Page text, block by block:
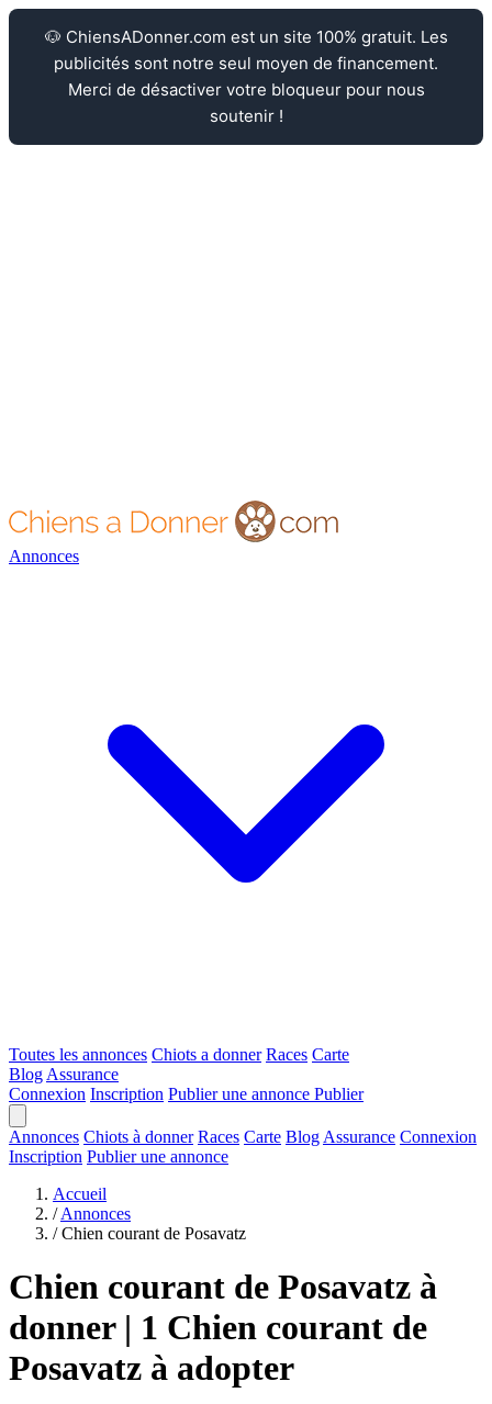
Annonces
Toutes les annonces Chiots a donner Races Carte
Blog Assurance
Connexion Inscription Publier une annonce Publier
Annonces Chiots à donner Races Carte Blog Assurance Connexion
Inscription Publier une annonce
Accueil
/ Annonces
/ Chien courant de Posavatz
Chien courant de Posavatz à
donner | 1 Chien courant de
Posavatz à adopter